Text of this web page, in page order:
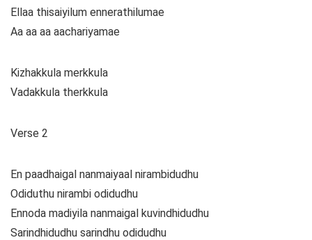
Ellaa thisaiyilum ennerathilumae
Aa aa aa aachariyamae
Kizhakkula merkkula
Vadakkula therkkula
Verse 2
En paadhaigal nanmaiyaal nirambidudhu
Odiduthu nirambi odidudhu
Ennoda madiyila nanmaigal kuvindhidudhu
Sarindhidudhu sarindhu odidudhu